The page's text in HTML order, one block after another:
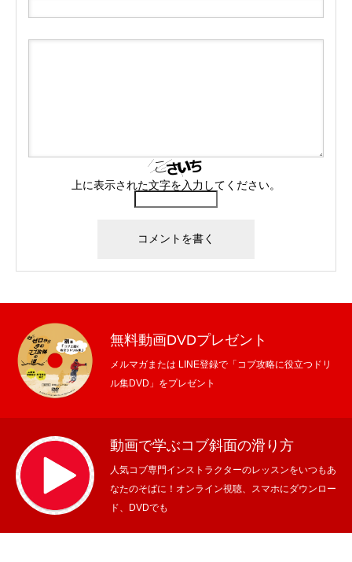
上に表示された文字を入力してください。
無料動画DVDプレゼント
メルマガまたは LINE登録で「コブ攻略に役立つドリ
ル集DVD」をプレゼント
動画で学ぶコブ斜面の滑り方
人気コブ専門インストラクターのレッスンをいつもあ
なたのそばに！オンライン視聴、スマホにダウンロー
ド、DVDでも